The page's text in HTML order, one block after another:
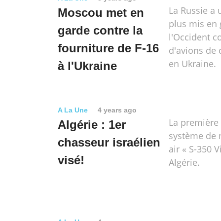
Moscou met en
garde contre la
fourniture de F-16
à l'Ukraine
La Russie a
plus mis en
l'Occident
d'avions de
en Ukraine.
A La Une 4 years ago
Algérie : 1er
chasseur israélien
visé!
La
système de
air « S-350
Algérie.